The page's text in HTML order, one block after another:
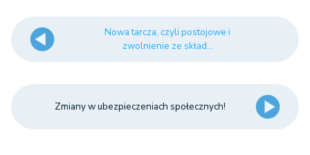
Nowa tarcza, czyli postojowe i
zwolnienie ze skład...
Zmiany w ubezpieczeniach społecznych!